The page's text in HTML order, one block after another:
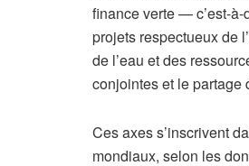
finance verte — c’est-
projets respectueux de
de l’eau et des
conjointes et le partage
Ces axes s’inscrivent
mondiaux, selon les